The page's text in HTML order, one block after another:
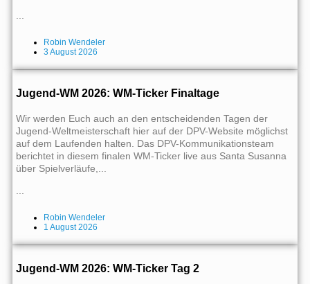
Robin Wendeler
3 August 2026
Jugend-WM 2026: WM-Ticker Finaltage
Wir werden Euch auch an den entscheidenden Tagen der
Jugend-Weltmeisterschaft hier auf der DPV-Website möglichst
auf dem Laufenden halten. Das DPV-Kommunikationsteam
berichtet in diesem finalen WM-Ticker live aus Santa Susanna
über Spielverläufe,...
...
Robin Wendeler
1 August 2026
Jugend-WM 2026: WM-Ticker Tag 2